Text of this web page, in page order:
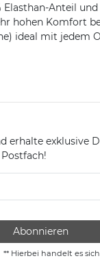
Elasthan-Anteil
hohen Komfort
ideal mit jedem
erhalte exklusive
Abonnieren
** Hierbei handelt es